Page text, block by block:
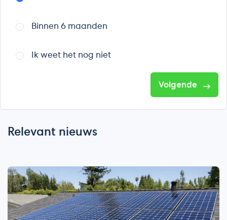
Binnen 6 maanden
Ik weet het nog niet
Volgende
Relevant nieuws